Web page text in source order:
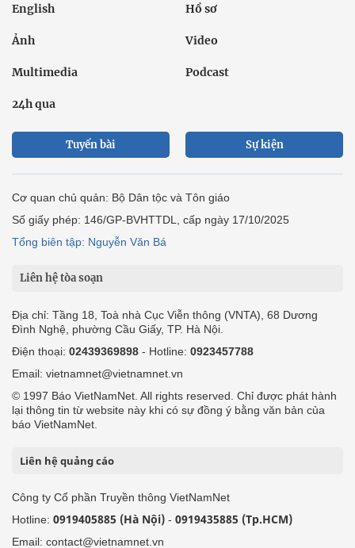
English Hồ sơ
Ảnh Video
Multimedia Podcast
24h qua
Tuyến bài Sự kiện
Cơ quan chủ quản: Bộ Dân tộc và Tôn giáo
Số giấy phép: 146/GP-BVHTTDL, cấp ngày 17/10/2025
Tổng biên tập: Nguyễn Văn Bá
Liên hệ tòa soạn
Địa chỉ: Tầng 18, Toà nhà Cục Viễn thông (VNTA), 68 Dương
Đình Nghệ, phường Cầu Giấy, TP. Hà Nội.
Điện thoại: 02439369898 - Hotline: 0923457788
Email: vietnamnet@vietnamnet.vn
© 1997 Báo VietNamNet. All rights reserved. Chỉ được phát hành
lại thông tin từ website này khi có sự đồng ý bằng văn bản của
báo VietNamNet.
Liên hệ quảng cáo
Công ty Cổ phần Truyền thông VietNamNet
Hotline: 0919405885 (Hà Nội) - 0919435885 (Tp.HCM)
Email: contact@vietnamnet.vn